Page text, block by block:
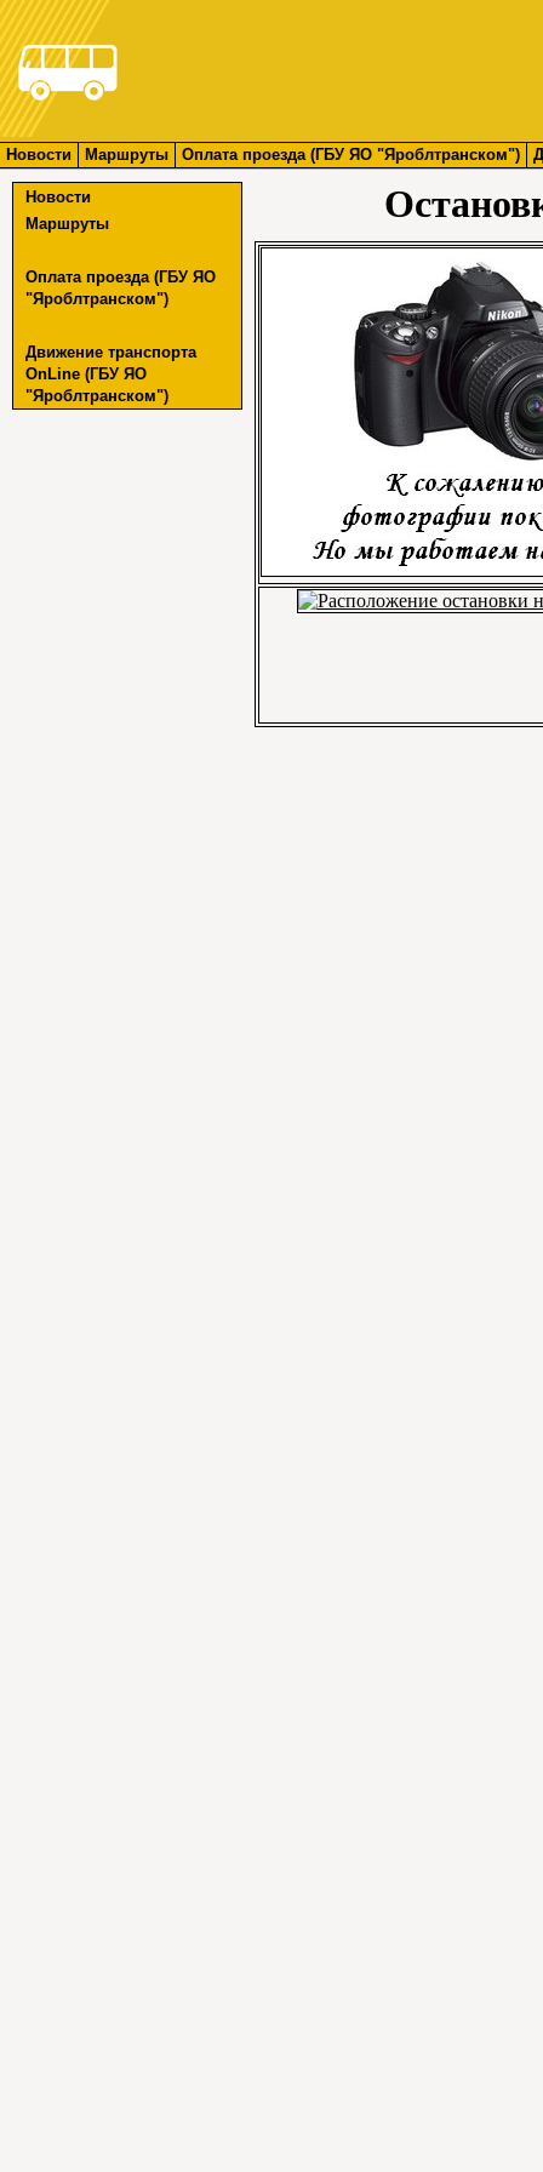
Новости Маршруты Оплата проезда (ГБУ ЯО "Яроблтранском")
Новости
Маршруты
Оплата проезда (ГБУ ЯО
"Яроблтранском")
Движение транспорта
OnLine (ГБУ ЯО
"Яроблтранском")